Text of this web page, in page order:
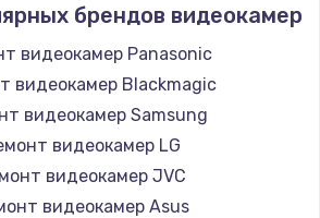
брендов видеокамер
видеокамер Panasonic
видеокамер Blackmagic
видеокамер Samsung
видеокамер LG
видеокамер JVC
видеокамер Asus